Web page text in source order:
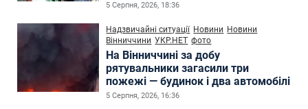
5 Серпня, 2026, 18:36
Надзвичайні ситуації Новини Новини
Вінниччини УКР.НЕТ фото
На Вінниччині за добу
рятувальники загасили три
пожежі — будинок і два автомобілі
5 Серпня, 2026, 16:36